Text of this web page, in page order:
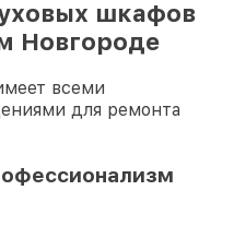
шкафов
Новгороде
всеми
для ремонта